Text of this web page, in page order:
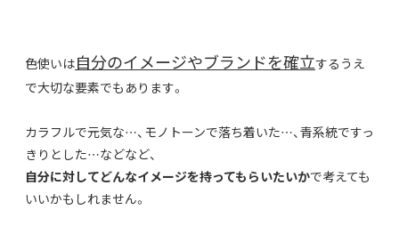
色使いは自分のイメージやブランドを確立するうえ
で大切な要素でもあります。
カラフルで元気な…、モノトーンで落ち着いた…、青系統ですっ
きりとした…などなど、
自分に対してどんなイメージを持ってもらいたいかで考えても
いいかもしれません。